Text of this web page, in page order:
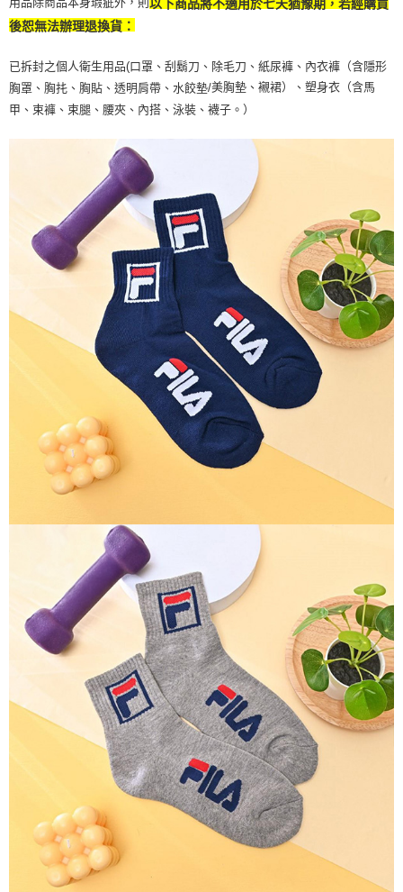
以下商品將不適用於七天猶豫期，若經購買
後恕無法辦理退換貨：
已拆封之個人衛生用品(口罩、刮鬍刀、除毛刀、紙尿褲、內衣褲（含隱形
胸罩、胸扥、胸貼、透明肩帶、水餃墊/美胸墊、襯裙）、塑身衣（含馬
甲、束褲、束腿、腰夾、內搭、泳裝、襪子。）